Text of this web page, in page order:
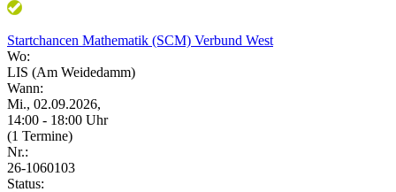
Startchancen Mathematik (SCM) Verbund West
Wo:
LIS (Am Weidedamm)
Wann:
Mi., 02.09.2026,
14:00 - 18:00 Uhr
(1 Termine)
Nr.:
26-1060103
Status: